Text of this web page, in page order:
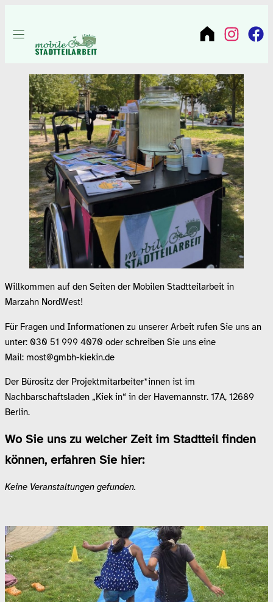
Willkommen auf den Seiten der Mobilen Stadtteilarbeit in
Marzahn NordWest!
Für Fragen und Informationen zu unserer Arbeit rufen Sie uns an
unter: 030 51 999 4070 oder schreiben Sie uns eine
Mail: most@gmbh-kiekin.de
Der Bürositz der Projektmitarbeiter*innen ist im
Nachbarschaftsladen „Kiek in“ in der Havemannstr. 17A, 12689
Berlin.
Wo Sie uns zu welcher Zeit im Stadtteil finden
können, erfahren Sie hier:
Keine Veranstaltungen gefunden.